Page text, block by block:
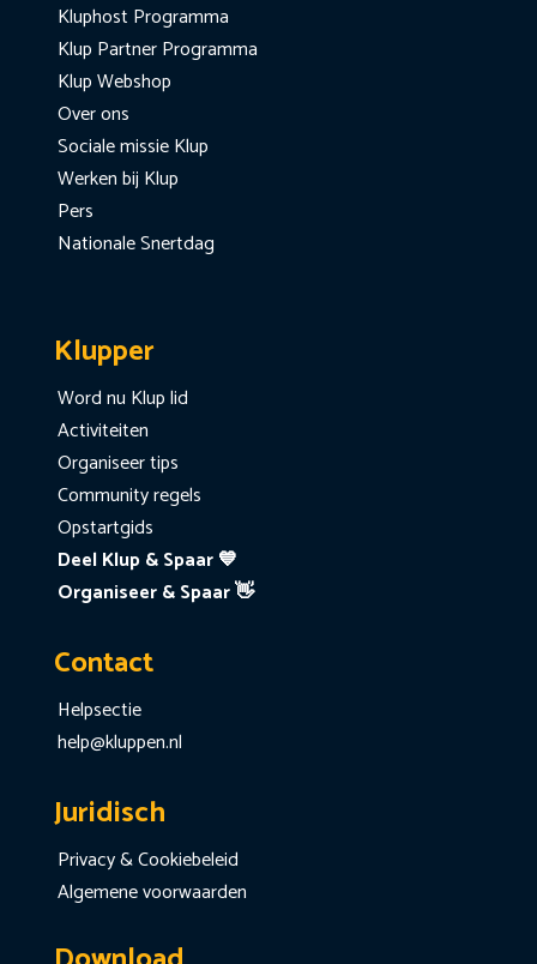
Kluphost Programma
Klup Partner Programma
Klup Webshop
Over ons
Sociale missie Klup
Werken bij Klup
Pers
Nationale Snertdag
Klupper
Word nu Klup lid
Activiteiten
Organiseer tips
Community regels
Opstartgids
Deel Klup & Spaar 💙
Organiseer & Spaar 👋
Contact
Helpsectie
help@kluppen.nl
Juridisch
Privacy & Cookiebeleid
Algemene voorwaarden